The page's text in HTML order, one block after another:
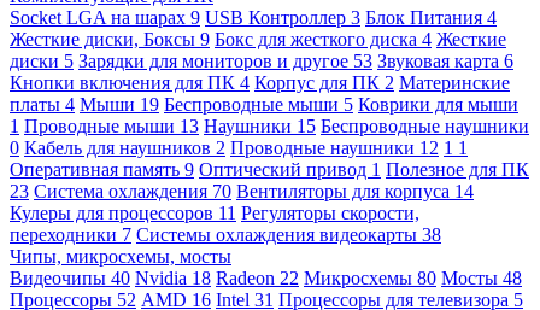
Socket LGA на шарах 9 USB Контроллер 3 Блок Питания 4
Жесткие диски, Боксы 9 Бокс для жесткого диска 4 Жесткие
диски 5 Зарядки для мониторов и другое 53 Звуковая карта 6
Кнопки включения для ПК 4 Корпус для ПК 2 Материнские
платы 4 Мыши 19 Беспроводные мыши 5 Коврики для мыши
1 Проводные мыши 13 Наушники 15 Беспроводные наушники
0 Кабель для наушников 2 Проводные наушники 12 1 1
Оперативная память 9 Оптический привод 1 Полезное для ПК
23 Система охлаждения 70 Вентиляторы для корпуса 14
Кулеры для процессоров 11 Регуляторы скорости,
переходники 7 Системы охлаждения видеокарты 38
Чипы, микросхемы, мосты
Видеочипы 40 Nvidia 18 Radeon 22 Микросхемы 80 Мосты 48
Процессоры 52 AMD 16 Intel 31 Процессоры для телевизора 5